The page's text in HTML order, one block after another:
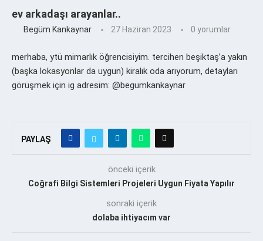
ev arkadaşı arayanlar..
Begüm Kankaynar 27 Haziran 2023 0 yorumlar
merhaba, ytü mimarlık öğrencisiyim. tercihen beşiktaş’a yakın
(başka lokasyonlar da uygun) kiralık oda arıyorum, detayları
görüşmek için ig adresim: @begumkankaynar
PAYLAŞ
önceki içerik
Coğrafi Bilgi Sistemleri Projeleri Uygun Fiyata Yapılır
sonraki içerik
dolaba ihtiyacım var